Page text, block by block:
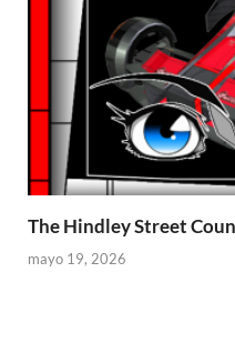
The Hindley Street
mayo 19, 2026